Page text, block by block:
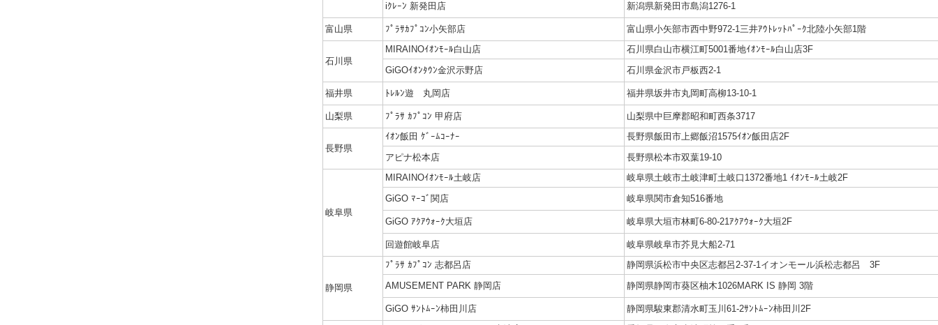
iｸﾚｰﾝ 新発田店 新潟県新発田市島潟1276-1
富山県 ﾌﾟﾗｻｶﾌﾟｺﾝ小矢部店 富山県小矢部市西中野972-1三井ｱｳﾄﾚｯﾄﾊﾟｰｸ北陸小矢部1階
石川県
MIRAINOｲｵﾝﾓｰﾙ白山店
石川県白山市横江町5001番地ｲｵﾝﾓｰﾙ白山店3F
GiGOｲｵﾝﾀｳﾝ金沢示野店
石川県金沢市戸板西2-1
福井県 ﾄﾚﾙﾝ遊 丸岡店 福井県坂井市丸岡町高柳13-10-1
山梨県 ﾌﾟﾗｻ ｶﾌﾟｺﾝ 甲府店 山梨県中巨摩郡昭和町西条3717
長野県
ｲｵﾝ飯田 ｹﾞｰﾑｺｰﾅｰ
長野県飯田市上郷飯沼1575ｲｵﾝ飯田店2F
アピナ松本店
長野県松本市双葉19-10
岐阜県
MIRAINOｲｵﾝﾓｰﾙ土岐店
岐阜県土岐市土岐津町土岐口1372番地1 ｲｵﾝﾓｰﾙ土岐2F
GiGO ﾏｰｺﾞ関店
岐阜県関市倉知516番地
GiGO ｱｸｱｳｫｰｸ大垣店 岐阜県大垣市林町6-80-21ｱｸｱｳｫｰｸ大垣2F
回遊館岐阜店 岐阜県岐阜市芥見大船2-71
静岡県
ﾌﾟﾗｻ ｶﾌﾟｺﾝ 志都呂店
静岡県浜松市中央区志都呂2-37-1イオンモール浜松志都呂 3F
AMUSEMENT PARK 静岡店
静岡県静岡市葵区柚木1026MARK IS 静岡 3階
GiGO ｻﾝﾄﾑｰﾝ柿田川店
静岡県駿東郡清水町玉川61-2ｻﾝﾄﾑｰﾝ柿田川2F